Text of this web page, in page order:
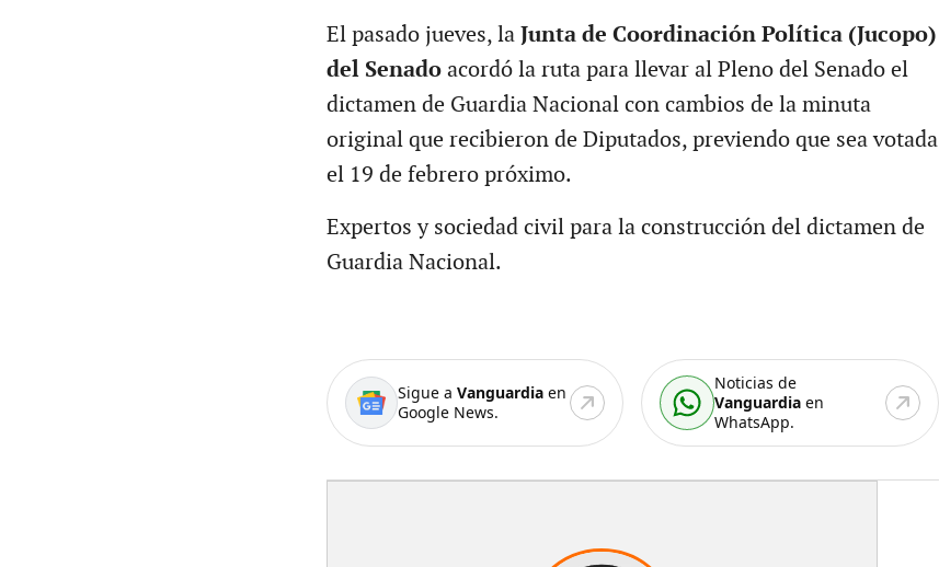
El pasado jueves, laJunta de Coordinación Política (Jucopo)
del Senadoacordó la ruta para llevar al Pleno del Senado el
dictamen de Guardia Nacional con cambios de la minuta
original que recibieron de Diputados, previendo que sea votada
el 19 de febrero próximo.
Expertos y sociedad civil para la construcción del dictamen de
Guardia Nacional.
Sigue a Vanguardiaen
Google News.
Noticias de
Vanguardia en
WhatsApp.